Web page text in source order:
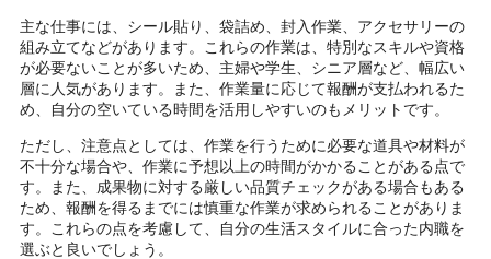
主な仕事には、シール貼り、袋詰め、封入作業、アクセサリーの
組み立てなどがあります。これらの作業は、特別なスキルや資格
が必要ないことが多いため、主婦や学生、シニア層など、幅広い
層に人気があります。また、作業量に応じて報酬が支払われるた
め、自分の空いている時間を活用しやすいのもメリットです。
ただし、注意点としては、作業を行うために必要な道具や材料が
不十分な場合や、作業に予想以上の時間がかかることがある点で
す。また、成果物に対する厳しい品質チェックがある場合もある
ため、報酬を得るまでには慎重な作業が求められることがありま
す。これらの点を考慮して、自分の生活スタイルに合った内職を
選ぶと良いでしょう。